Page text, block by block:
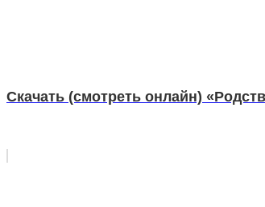
Скачать (смотреть онлайн)